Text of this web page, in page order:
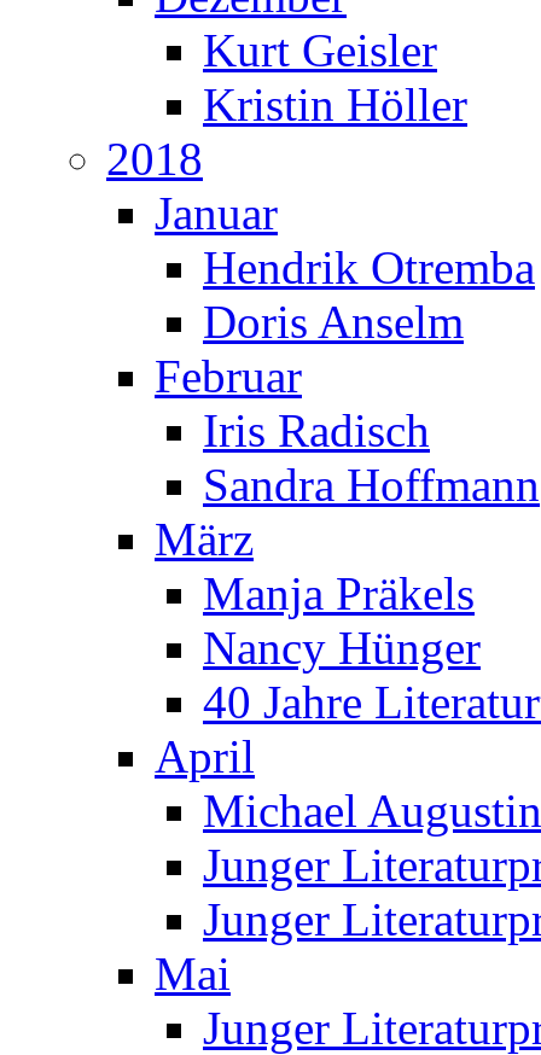
Kurt Geisler
Kristin Höller
2018
Januar
Hendrik Otremba
Doris Anselm
Februar
Iris Radisch
Sandra Hoffmann
März
Manja Präkels
Nancy Hünger
40 Jahre
April
Michael
Junger
Junger
Mai
Junger